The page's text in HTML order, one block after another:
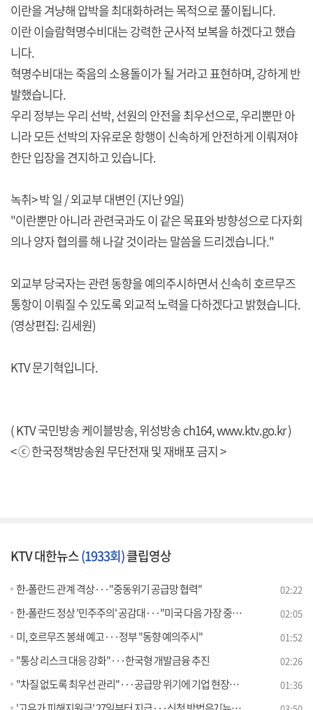
이란을 겨냥해 압박을 최대화하려는 목적으로 풀이됩니다.
이란 이슬람혁명수비대는 강력한 군사적 보복을 하겠다고 했습
니다.
혁명수비대는 죽음의 소용돌이가 될 거라고 표현하며, 강하게 반
발했습니다.
우리 정부는 우리 선박, 선원의 안전을 최우선으로, 우리뿐만 아
니라 모든 선박의 자유로운 항행이 신속하게 안전하게 이뤄져야
한단 입장을 견지하고 있습니다.
녹취> 박 일 / 외교부 대변인 (지난 9일)
"이란뿐만 아니라 관련국과도 이 같은 목표와 방향성으로 다자회
의나 양자 협의를 해 나갈 것이라는 말씀을 드리겠습니다."
외교부 당국자는 관련 동향을 예의주시하면서 신속히 호르무즈
통항이 이뤄질 수 있도록 외교적 노력을 다하겠다고 밝혔습니다.
(영상편집: 김세원)
KTV 문기혁입니다.
( KTV 국민방송 케이블방송, 위성방송 ch164,www.ktv.go.kr)
< ⓒ 한국정책방송원 무단전재 및 재배포 금지 >
KTV 대한뉴스(1933회)클립영상
한-폴란드 관계 격상···"중동위기 공급망 협력" 02:22
한-폴란드 정상 '민주주의' 공감대···"미국 다음 가장 중요" 02:05
미, 호르무즈 봉쇄 예고···정부 "동향 예의주시" 01:52
"통상 리스크 대응 강화"···한국형 개발금융 추진 02:26
"차질 없도록 최우선 관리"···공급망 위기에 기업 현장점검 01:36